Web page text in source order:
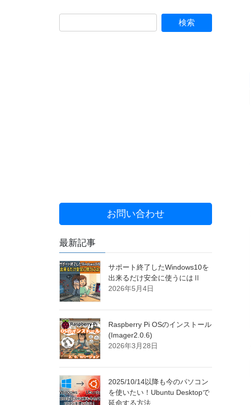
お問い合わせ
最新記事
サポート終了したWindows10を
出来るだけ安全に使うにはⅡ
2026年5月4日
Raspberry Pi OSのインストール
(Imager2.0.6)
2026年3月28日
2025/10/14以降も今のパソコン
を使いたい！Ubuntu Desktopで
延命する方法